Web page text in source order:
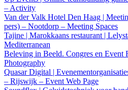
– Activity
Van der Valk Hotel Den Haag |
pers) – Nootdorp – Meeting Spaces
Tajine | Marokkaans restaurant |
Mediterranean
Beleving in Beeld. Congres en Event
Photography
Quasar Digital |
– Rijswijk – Event Web Page